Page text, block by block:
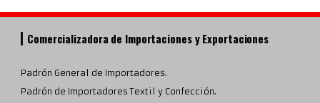
Comercializadora de Importaciones y Exportaciones
Padrón General de Importadores.
Padrón de Importadores Textil y Confección.